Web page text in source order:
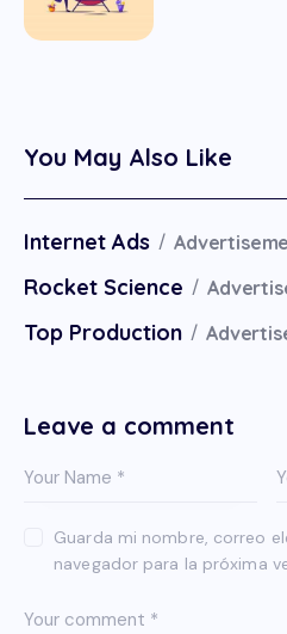
You May Also Like
Internet Ads
Rocket Science
Top Production
Leave a comment
Guarda mi nombre, correo
navegador para la próxima